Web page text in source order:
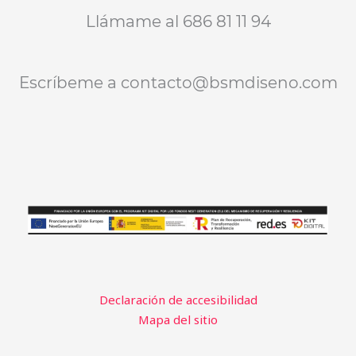
Llámame al 686 81 11 94
Escríbeme a contacto@bsmdiseno.com
Declaración de accesibilidad
Mapa del sitio